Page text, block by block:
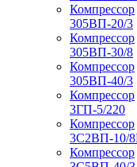
Компрессор
305ВП-20/3
Компрессор
305ВП-30/8
Компрессор
305ВП-40/3
Компрессор
3ГП-5/220
Компрессор
3С2ВП-10/
Компрессор